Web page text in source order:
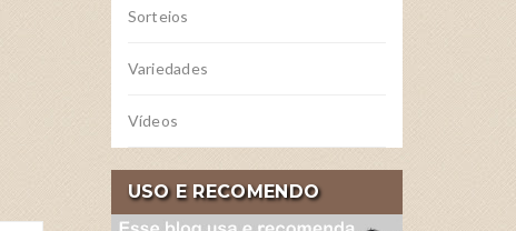
Sorteios
Variedades
Vídeos
USO E RECOMENDO